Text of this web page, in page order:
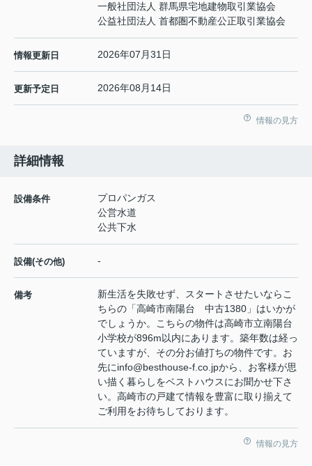
一般社団法人 群馬県宅地建物取引業協会
公益社団法人 首都圏不動産公正取引業協会
情報更新日 2026年07月31日
更新予定日 2026年08月14日
情報の見方
詳細情報
設備条件
プロパンガス
公営水道
公共下水
設備(その他) -
備考
新生活を失敗せず、スタートさせたいならこ
ちらの「高崎市南陽台 中古1380」はいかが
でしょうか。こちらの物件は高崎市立南陽台
小学校が896m以内にあります。築年数は経っ
ていますが、その分お値打ちの物件です。お
先にinfo@besthouse-f.co.jpから、お客様が思
い描く暮らしをベストハウスにお聞かせ下さ
い。高崎市の戸建て情報を豊富に取り揃えて
ご利用をお待ちしております。
情報の見方